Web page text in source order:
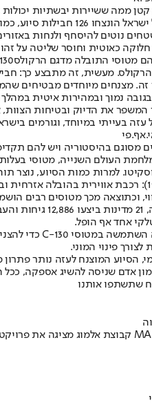
ממה ששיירות יבשתיות
של מיליוני תושבי עזה.
נוטים להיסחף ולנחות
חלוקה כאוטית וחוסר שליטה על
הרקולס. מעשית, זה מתבצע כך:
מצנחים מיוחדים מבטיחים
בעייתי במיוחד, וגורמים
מסוגם בהיסטוריה ויש להם
למרות כמות הסיוע,
אחד אף הופל.
לצורך פינוי המוני.
המוצנח לעזה נותר פתרון
אדם שניסה להשיג אספקה,
שתשתפו אותנו